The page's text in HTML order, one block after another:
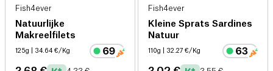
Fish4ever
Natuurlijke
Makreelfilets
125g | 34.64 €/Kg
Fish4ever
Kleine Sprats Sardines
Natuur
110g | 32.27 €/Kg